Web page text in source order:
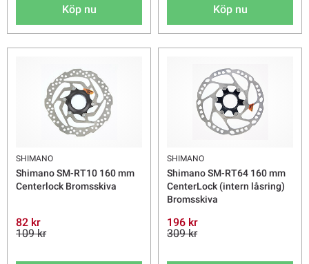
Köp nu Köp nu
SHIMANO
Shimano SM-RT10 160 mm
Centerlock Bromsskiva
82 kr
109 kr
SHIMANO
Shimano SM-RT64 160 mm
CenterLock (intern låsring)
Bromsskiva
196 kr
309 kr